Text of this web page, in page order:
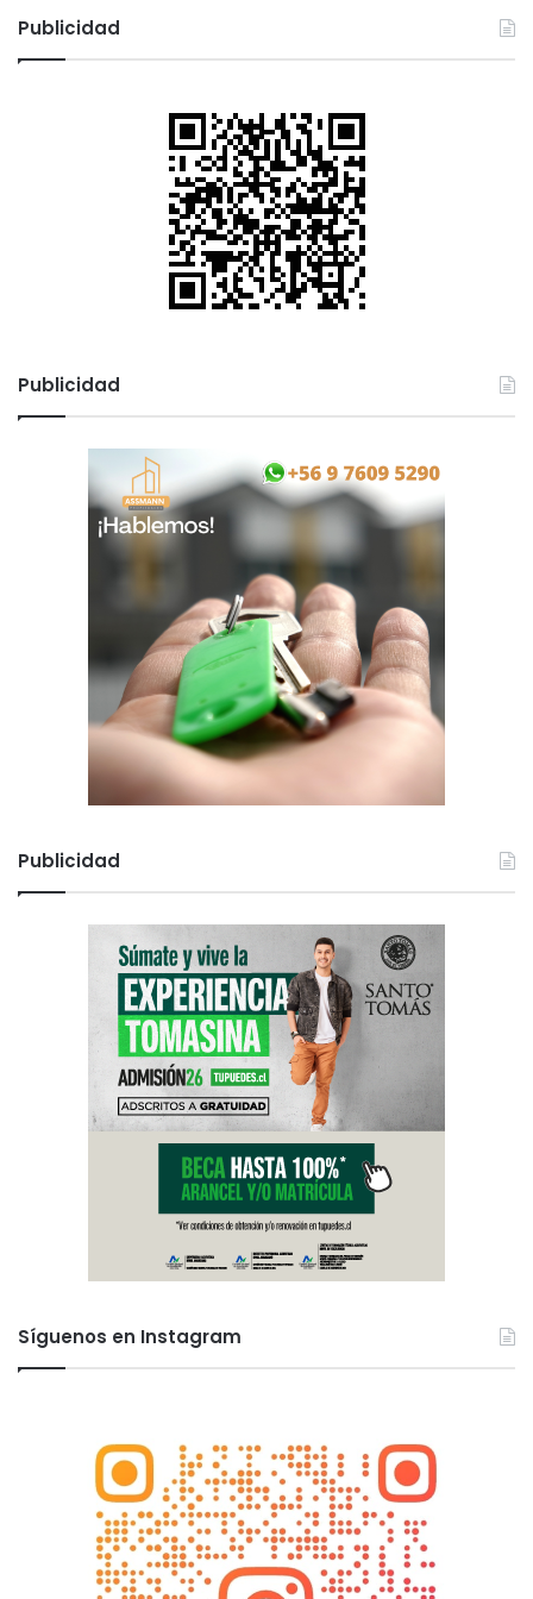
Publicidad
Publicidad
Publicidad
Síguenos en Instagram